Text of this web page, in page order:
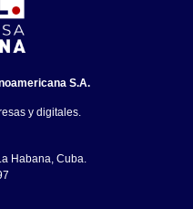
S.A.
y digitales.
Habana, Cuba.